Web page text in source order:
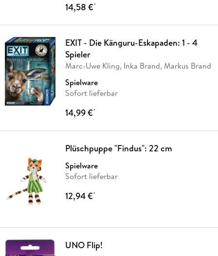
14,58 €*
EXIT - Die Känguru-Eskapaden: 1 - 4
Spieler
Marc-Uwe Kling, Inka Brand, Markus Brand
Spielware
Sofort lieferbar
14,99 €*
Plüschpuppe "Findus": 22 cm
Spielware
Sofort lieferbar
12,94 €*
UNO Flip!